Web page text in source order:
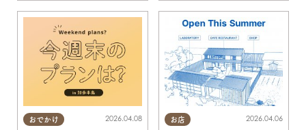
おでかけ 2026.04.08 お店 2026.04.06